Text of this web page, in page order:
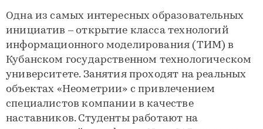
Одна из самых интересных образовательных
инициатив – открытие класса технологий
информационного моделирования (ТИМ) в
Кубанском государственном технологическом
университете. Занятия проходят на реальных
объектах «Неометрии» с привлечением
специалистов компании в качестве
наставников. Студенты работают на